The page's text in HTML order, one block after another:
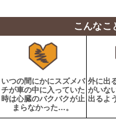
こんなこ
いつの間にかにスズメバ
チが車の中に入っていた
時は心臓のバクバクが止
まらなかった…。
外に出
がいな
出るよ